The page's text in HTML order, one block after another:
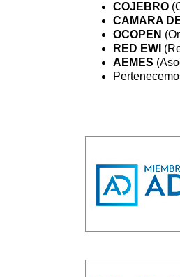
COJEBRO
CAMARA
OCOPEN
RED EWI
AEMES